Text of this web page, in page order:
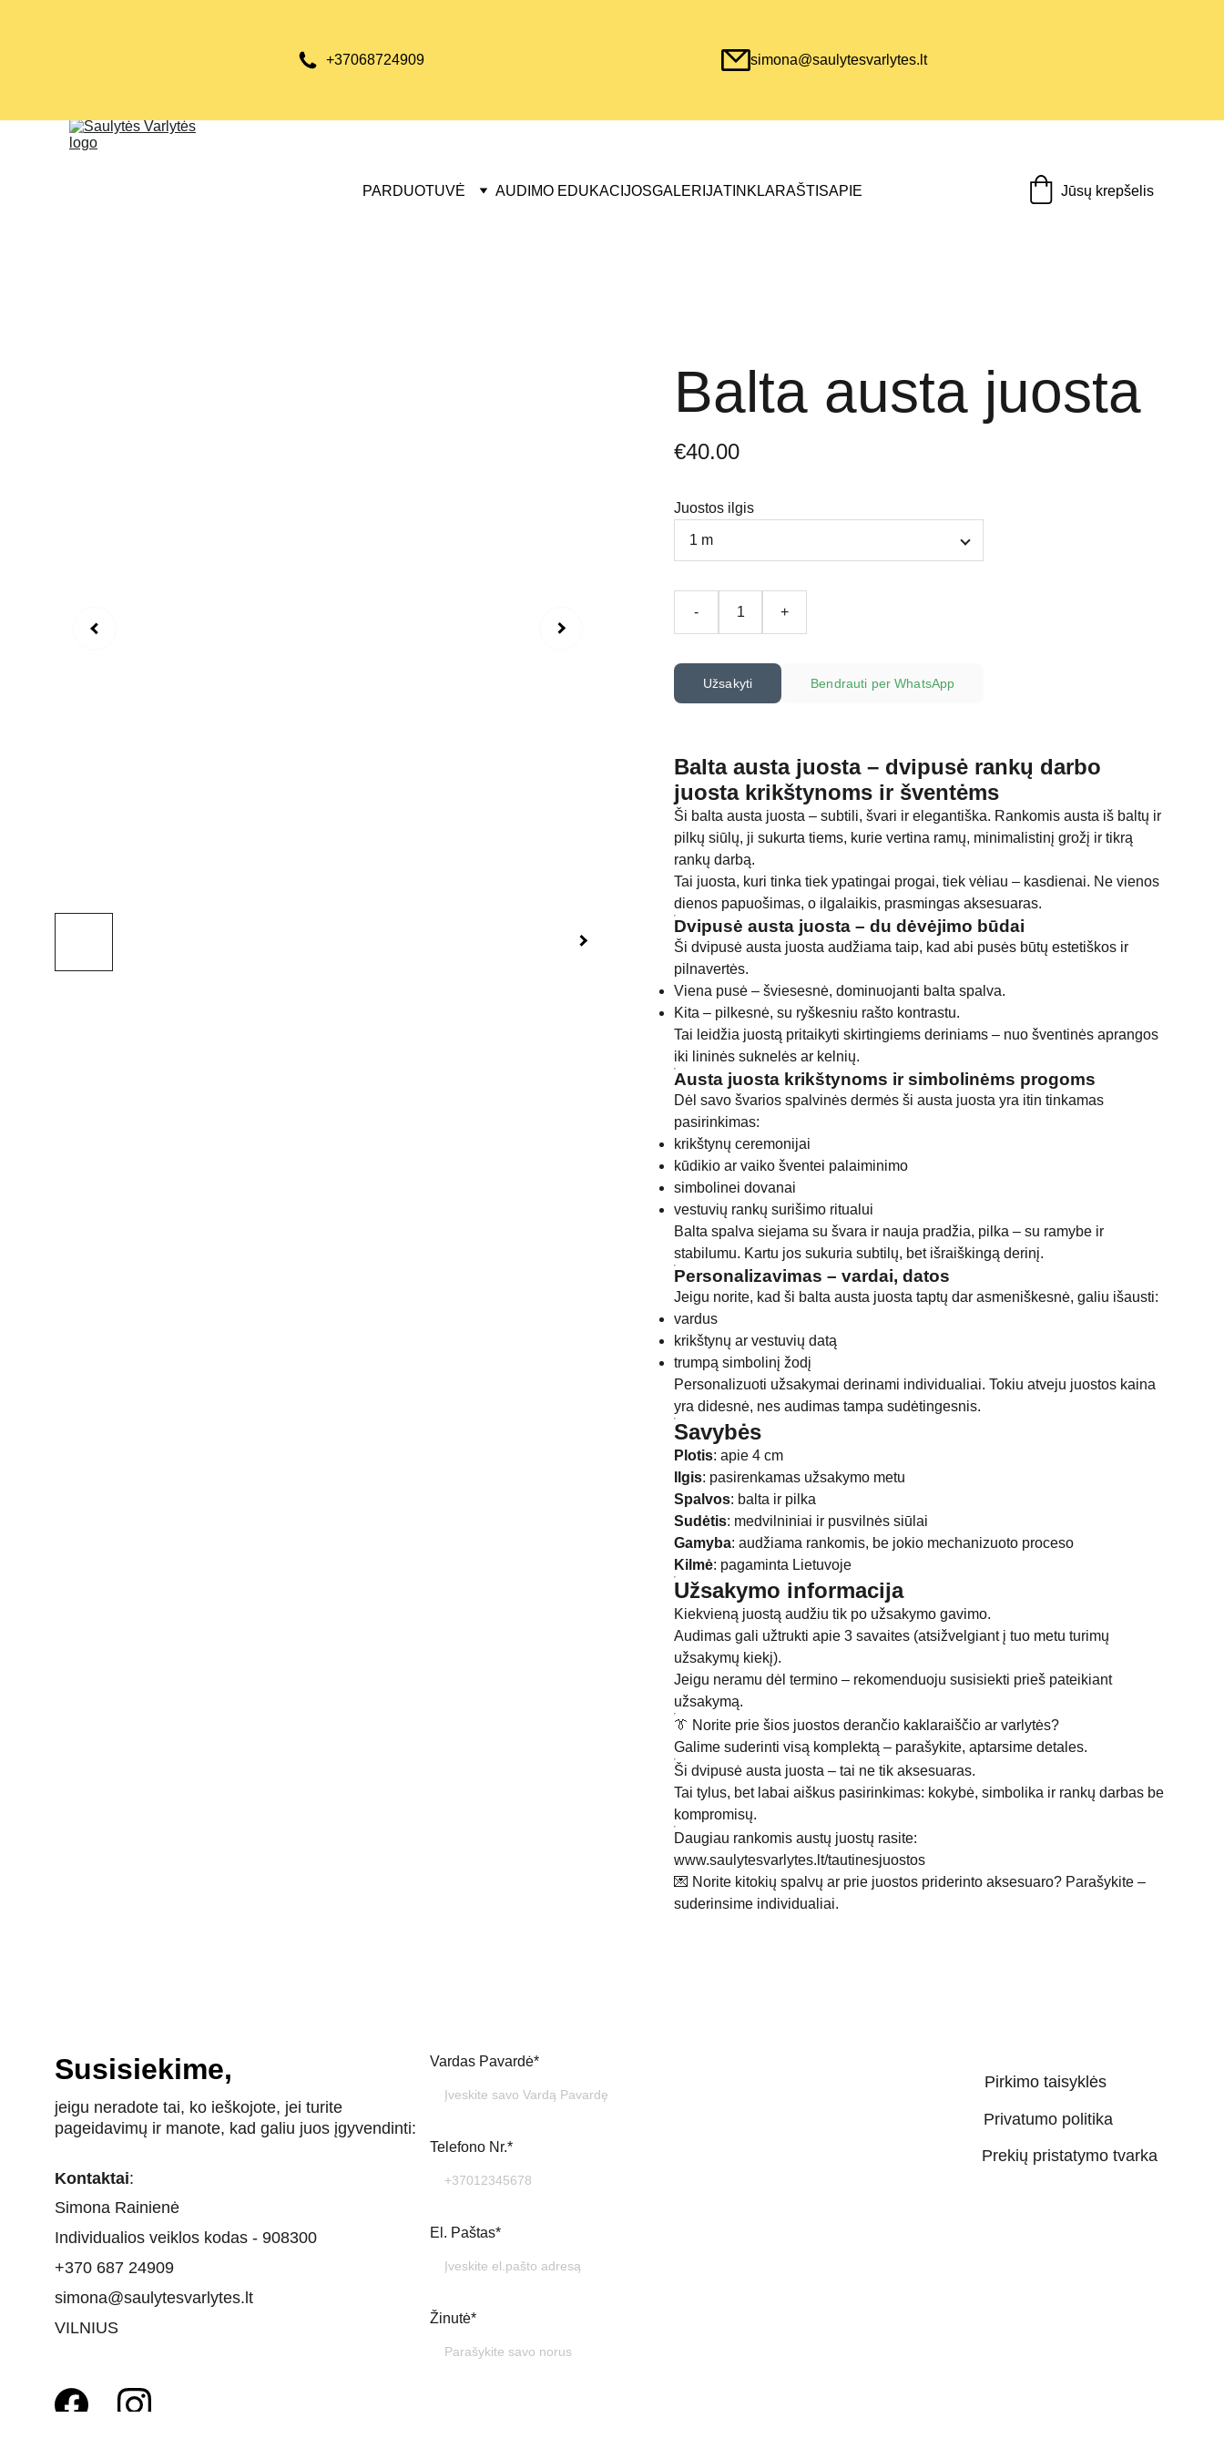
PARDUOTUVĖ AUDIMO EDUKACIJOSGALERIJATINKLARAŠTISAPIE Jūsų krepšelis
Balta austa juosta
€40.00
Juostos ilgis
- +
Užsakyti Bendrauti per WhatsApp
Balta austa juosta – dvipusė rankų darbo
juosta krikštynoms ir šventėms
Ši balta austa juosta – subtili, švari ir elegantiška. Rankomis austa iš baltų ir
pilkų siūlų, ji sukurta tiems, kurie vertina ramų, minimalistinį grožį ir tikrą
rankų darbą.
Tai juosta, kuri tinka tiek ypatingai progai, tiek vėliau – kasdienai. Ne vienos
dienos papuošimas, o ilgalaikis, prasmingas aksesuaras.
Dvipusė austa juosta – du dėvėjimo būdai
Ši dvipusė austa juosta audžiama taip, kad abi pusės būtų estetiškos ir
pilnavertės.
Viena pusė – šviesesnė, dominuojanti balta spalva.
Kita – pilkesnė, su ryškesniu rašto kontrastu.
Tai leidžia juostą pritaikyti skirtingiems deriniams – nuo šventinės aprangos
iki lininės suknelės ar kelnių.
Austa juosta krikštynoms ir simbolinėms progoms
Dėl savo švarios spalvinės dermės ši austa juosta yra itin tinkamas
pasirinkimas:
krikštynų ceremonijai
kūdikio ar vaiko šventei palaiminimo
simbolinei dovanai
vestuvių rankų surišimo ritualui
Balta spalva siejama su švara ir nauja pradžia, pilka – su ramybe ir
stabilumu. Kartu jos sukuria subtilų, bet išraiškingą derinį.
Personalizavimas – vardai, datos
Jeigu norite, kad ši balta austa juosta taptų dar asmeniškesnė, galiu išausti:
vardus
krikštynų ar vestuvių datą
trumpą simbolinį žodį
Personalizuoti užsakymai derinami individualiai. Tokiu atveju juostos kaina
yra didesnė, nes audimas tampa sudėtingesnis.
Savybės
Plotis: apie 4 cm
Ilgis: pasirenkamas užsakymo metu
Spalvos: balta ir pilka
Sudėtis: medvilniniai ir pusvilnės siūlai
Gamyba: audžiama rankomis, be jokio mechanizuoto proceso
Kilmė: pagaminta Lietuvoje
Užsakymo informacija
Kiekvieną juostą audžiu tik po užsakymo gavimo.
Audimas gali užtrukti apie 3 savaites (atsižvelgiant į tuo metu turimų
užsakymų kiekį).
Jeigu neramu dėl termino – rekomenduoju susisiekti prieš pateikiant
užsakymą.
👔 Norite prie šios juostos derančio kaklaraiščio ar varlytės?
Galime suderinti visą komplektą – parašykite, aptarsime detales.
Ši dvipusė austa juosta – tai ne tik aksesuaras.
Tai tylus, bet labai aiškus pasirinkimas: kokybė, simbolika ir rankų darbas be
kompromisų.
Daugiau rankomis austų juostų rasite:
www.saulytesvarlytes.lt/tautinesjuostos
💌 Norite kitokių spalvų ar prie juostos priderinto aksesuaro? Parašykite –
suderinsime individualiai.
Susisiekime,
jeigu neradote tai, ko ieškojote, jei turite
pageidavimų ir manote, kad galiu juos įgyvendinti:
Kontaktai:
Simona Rainienė
Individualios veiklos kodas - 908300
+370 687 24909
simona@saulytesvarlytes.lt
VILNIUS
Vardas Pavardė*
Telefono Nr.*
El. Paštas*
Žinutė*
Privatumo politika
Pirkimo taisyklės
Prekių pristatymo tvarka
+37068724909 simona@saulytesvarlytes.lt